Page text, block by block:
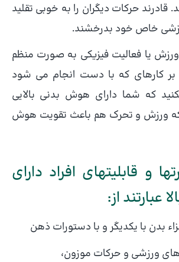
قادرند حرکات دیگران را به خوبی تقلید
خاص خود بدرخشند.
یا فعالیت فیزیکی به صورت منظم
بر کارهای که با دست انجام می شود
که شما دارای هوش بدنی بالایی
ورزش و تحرک هم باعث تقویت هوش
و قابلیتهای افراد دارای
عبارتند از:
بدن با یکدیگر و با دستورات ذهن
ورزشی و حرکات موزون،